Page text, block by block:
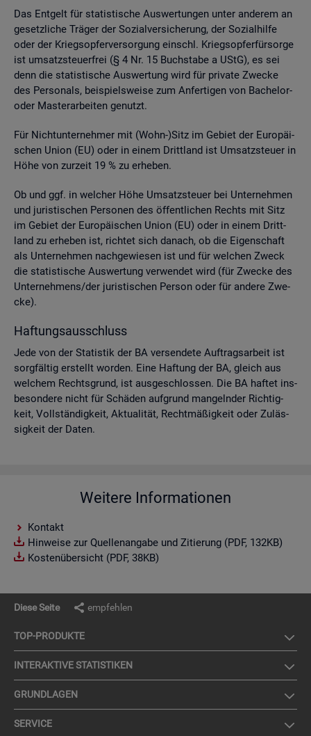
Das Ent­gelt für sta­tis­ti­sche Aus­wer­tun­gen unter an­de­rem an
ge­setz­li­che Trä­ger der So­zi­al­ver­si­che­rung, der So­zi­al­hil­fe
oder der Kriegs­op­fer­ver­sor­gung einschl. Kriegs­op­fer­für­sor­ge
ist um­satz­steu­er­frei (§ 4 Nr. 15 Buch­sta­be a UStG), es sei
denn die sta­tis­ti­sche Aus­wer­tung wird für pri­va­te Zwe­cke
des Per­so­nals, bei­spiels­wei­se zum An­fer­ti­gen von Ba­che­lor-
oder Mas­ter­ar­bei­ten ge­nutzt.
Für Nicht­un­ter­neh­mer mit (Wohn-)Sitz im Ge­biet der Eu­ro­päi­
schen Union (EU) oder in einem Dritt­land ist Um­satz­steu­er in
Höhe von zur­zeit 19 % zu er­he­ben.
Ob und ggf. in wel­cher Höhe Um­satz­steu­er bei Un­ter­neh­men
und ju­ris­ti­schen Per­so­nen des öf­fent­li­chen Rechts mit Sitz
im Ge­biet der Eu­ro­päi­schen Union (EU) oder in einem Dritt­
land zu er­he­ben ist, rich­tet sich da­nach, ob die Ei­gen­schaft
als Un­ter­neh­men nach­ge­wie­sen ist und für wel­chen Zweck
die sta­tis­ti­sche Aus­wer­tung ver­wen­det wird (für Zwe­cke des
Un­ter­neh­mens/der ju­ris­ti­schen Per­son oder für an­de­re Zwe­
cke).
Haf­tungs­aus­schluss
Jede von der Sta­tis­tik der BA ver­sen­de­te Auf­trags­ar­beit ist
sorg­fäl­tig er­stellt wor­den. Eine Haf­tung der BA, gleich aus
wel­chem Rechts­grund, ist aus­ge­schlos­sen. Die BA haf­tet ins­
be­son­de­re nicht für Schä­den auf­grund man­geln­der Rich­tig­
keit, Voll­stän­dig­keit, Ak­tua­li­tät, Recht­mä­ßig­keit oder Zu­läs­
sig­keit der Daten.
Weitere Informationen
Kontakt
Hinweise zur Quellenangabe und Zitierung (PDF, 132KB)
Kostenübersicht (PDF, 38KB)
Diese Seite empfehlen
TOP-PRO­DUK­TE
IN­TER­AK­TI­VE STA­TIS­TI­KEN
GRUND­LA­GEN
SER­VICE